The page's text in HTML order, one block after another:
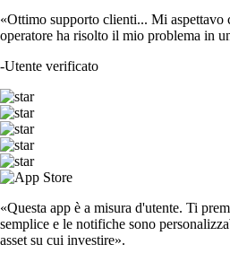
«Ottimo supporto clienti... Mi aspettavo
operatore ha risolto il mio problema in
-Utente verificato
«Questa app è a misura d'utente. Ti
semplice e le notifiche sono
asset su cui investire».